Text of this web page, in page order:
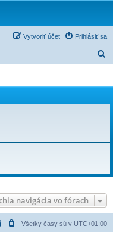
Prihlásiť sa
Vytvoriť účet
navigácia vo fórach
Všetky časy sú v UTC+01:00